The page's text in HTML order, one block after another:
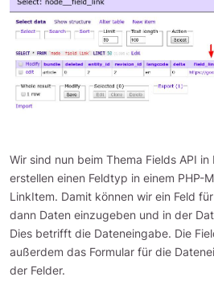
Wir sind nun beim Thema Fields API
erstellen einen Feldtyp in einem PHP-
LinkItem. Damit können wir ein Feld
dann Daten einzugeben und in der
Dies betrifft die Dateneingabe. Die
außerdem das Formular für die
der Felder.